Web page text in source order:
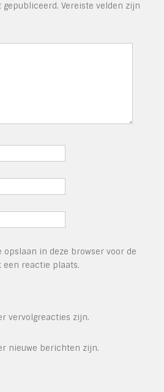
Vereiste velden zijn
in deze browser voor de
een reactie plaats.
vervolgreacties zijn.
nieuwe berichten zijn.